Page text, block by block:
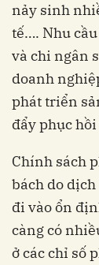
nảy sinh
tế…. Nhu
và chi ngân
doanh
phát triển
đẩy phục
Chính sách
bách do
đi vào ổn
càng có
ở các chỉ số